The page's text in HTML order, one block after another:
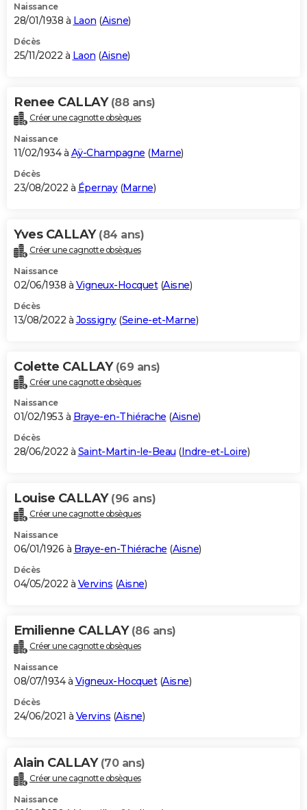
Naissance
28/01/1938 à Laon (Aisne)
Décès
25/11/2022 à Laon (Aisne)
Renee CALLAY (88 ans)
Créer une cagnotte obsèques
Naissance
11/02/1934 à Aÿ-Champagne (Marne)
Décès
23/08/2022 à Épernay(Marne)
Yves CALLAY (84 ans)
Créer une cagnotte obsèques
Naissance
02/06/1938 à Vigneux-Hocquet(Aisne)
Décès
13/08/2022 à Jossigny(Seine-et-Marne)
Colette CALLAY (69 ans)
Créer une cagnotte obsèques
Naissance
01/02/1953 à Braye-en-Thiérache (Aisne)
Décès
28/06/2022 à Saint-Martin-le-Beau (Indre-et-Loire)
Louise CALLAY (96 ans)
Créer une cagnotte obsèques
Naissance
06/01/1926 à Braye-en-Thiérache (Aisne)
Décès
04/05/2022 à Vervins (Aisne)
Emilienne CALLAY (86 ans)
Créer une cagnotte obsèques
Naissance
08/07/1934 à Vigneux-Hocquet(Aisne)
Décès
24/06/2021 à Vervins (Aisne)
Alain CALLAY (70 ans)
Créer une cagnotte obsèques
Naissance